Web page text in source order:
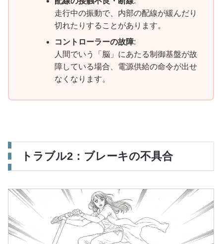
走行中の振動で、内部の配線が緩んだり
切れたりすることがあります。
コントローラーの故障:
人間でいう「脳」にあたる制御基盤が故
障している場合、電源供給の命令が出せ
なくなります。
トラブル2：ブレーキの不具合